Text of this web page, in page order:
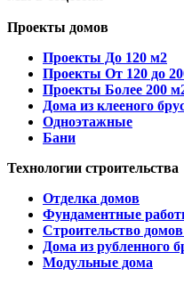
Проекты домов
Проекты До 120 м2
Проекты От 120 до
Проекты Более 200
Дома из клееного
Одноэтажные
Бани
Технологии строительства
Отделка домов
Фундаментные
Строительство домов
Дома из рубленного
Модульные дома